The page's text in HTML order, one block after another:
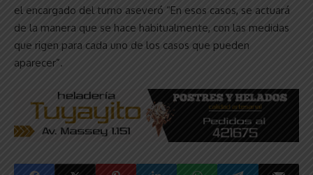
el encargado del turno aseveró “En esos casos, se actuará
de la manera que se hace habitualmente, con las medidas
que rigen para cada uno de los casos que pueden
aparecer”.